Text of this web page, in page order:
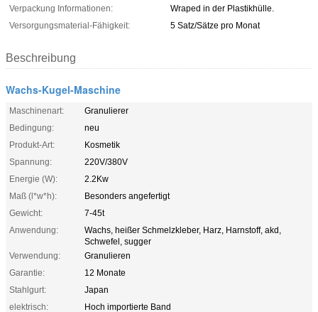
Verpackung Informationen:
Wraped in der Plastikhülle.
Versorgungsmaterial-Fähigkeit:
5 Satz/Sätze pro Monat
Beschreibung
Wachs-Kugel-Maschine
Maschinenart:
Granulierer
Bedingung:
neu
Produkt-Art:
Kosmetik
Spannung:
220V/380V
Energie (W):
2.2Kw
Maß (l*w*h):
Besonders angefertigt
Gewicht:
7-45t
Anwendung:
Wachs, heißer Schmelzkleber, Harz, Harnstoff, akd,
Schwefel, sugger
Verwendung:
Granulieren
Garantie:
12 Monate
Stahlgurt:
Japan
elektrisch:
Hoch importierte Band